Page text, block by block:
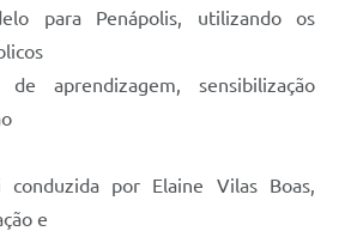
para Penápolis, utilizando os
aprendizagem, sensibilização
por Elaine Vilas Boas,
e